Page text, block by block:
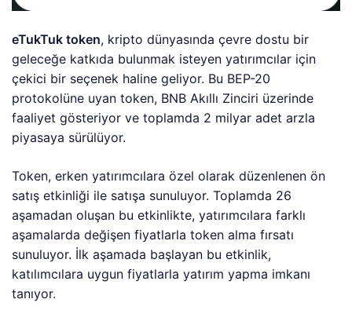
eTukTuk token, kripto dünyasında çevre dostu bir
geleceğe katkıda bulunmak isteyen yatırımcılar için
çekici bir seçenek haline geliyor. Bu BEP-20
protokolüne uyan token, BNB Akıllı Zinciri üzerinde
faaliyet gösteriyor ve toplamda 2 milyar adet arzla
piyasaya sürülüyor.
Token, erken yatırımcılara özel olarak düzenlenen ön
satış etkinliği ile satışa sunuluyor. Toplamda 26
aşamadan oluşan bu etkinlikte, yatırımcılara farklı
aşamalarda değişen fiyatlarla token alma fırsatı
sunuluyor. İlk aşamada başlayan bu etkinlik,
katılımcılara uygun fiyatlarla yatırım yapma imkanı
tanıyor.